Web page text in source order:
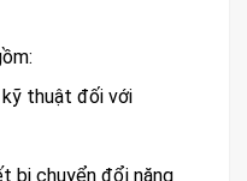
kỹ thuật đối với
bị chuyển đổi năng